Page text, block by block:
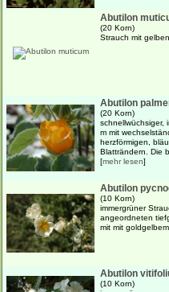
Abutilon
(20 Korn)
Strauch mit
Abutilon
(20 Korn)
schnellwüchsiger,
m mit
herzförmigen,
Blatträndern. Die
[mehr lesen]
Abutilon
(10 Korn)
immergrüner
angeordneten
mit mit
Abutilon
(10 Korn)